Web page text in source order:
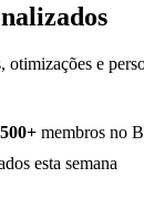
otimizações e
membros no
esta semana